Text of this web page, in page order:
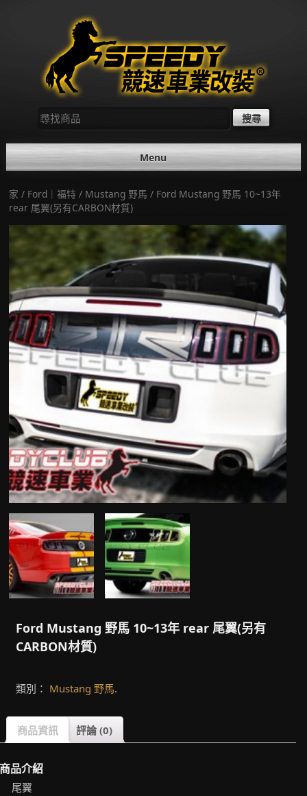
尋
找：
Menu
家 / Ford｜福特 / Mustang 野馬 / Ford Mustang 野馬 10~13年
rear 尾翼(另有CARBON材質)
Ford Mustang 野馬 10~13年 rear 尾翼(另有
CARBON材質)
類別： Mustang 野馬.
商品資訊 評論 (0)
品介紹
尾翼